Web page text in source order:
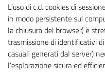
L’uso di c.d. cookies di
in modo persistente sul
la chiusura del browser) è
trasmissione di identificativi
casuali generati dal server)
l’esplorazione sicura ed